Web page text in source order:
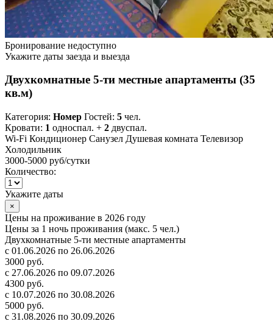
Бронирование недоступно
Укажите даты заезда и выезда
Двухкомнатные 5-ти местные апартаменты (35
кв.м)
Категория: Номер Гостей: 5 чел.
Кровати: 1 односпал. + 2 двуспал.
Wi-Fi Кондиционер Санузел Душевая комната Телевизор
Холодильник
3000-5000 руб/сутки
Количество:
Укажите даты
×
Цены на проживание в 2026 году
Цены за 1 ночь проживания (макс. 5 чел.)
Двухкомнатные 5-ти местные апартаменты
с 01.06.2026 по 26.06.2026
3000 руб.
с 27.06.2026 по 09.07.2026
4300 руб.
с 10.07.2026 по 30.08.2026
5000 руб.
с 31.08.2026 по 30.09.2026